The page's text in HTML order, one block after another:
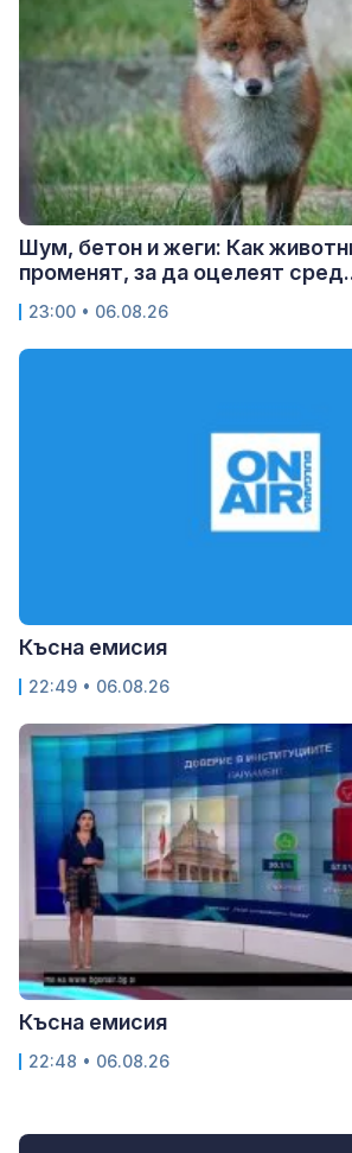
Шум, бетон и жеги: Как
променят, за да оцелеят
23:00 • 06.08.26
Късна емисия
22:49 • 06.08.26
Късна емисия
22:48 • 06.08.26